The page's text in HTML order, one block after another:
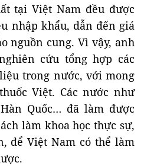
tại Việt Nam đều được
nhập khẩu, dẫn đến giá
nguồn cung. Vì vậy, anh
cứu tổng hợp các
trong nước, với mong
Việt. Các nước như
Quốc… đã làm được
làm khoa học thực sự,
để Việt Nam có thể làm